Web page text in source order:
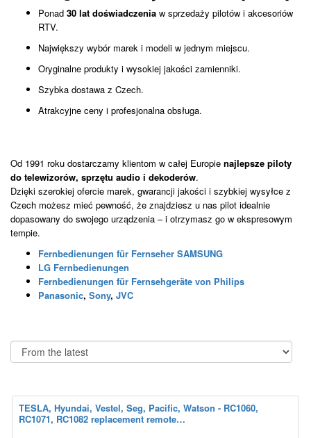
Ponad 30 lat doświadczenia w sprzedaży pilotów i akcesoriów
RTV.
Największy wybór marek i modeli w jednym miejscu.
Oryginalne produkty i wysokiej jakości zamienniki.
Szybka dostawa z Czech.
Atrakcyjne ceny i profesjonalna obsługa.
Od 1991 roku dostarczamy klientom w całej Europie najlepsze piloty
do telewizorów, sprzętu audio i dekoderów.
Dzięki szerokiej ofercie marek, gwarancji jakości i szybkiej wysyłce z
Czech możesz mieć pewność, że znajdziesz u nas pilot idealnie
dopasowany do swojego urządzenia – i otrzymasz go w ekspresowym
tempie.
Fernbedienungen für Fernseher SAMSUNG
LG Fernbedienungen
Fernbedienungen für Fernsehgeräte von Philips
Panasonic, Sony, JVC
TESLA, Hyundai, Vestel, Seg, Pacific, Watson - RC1060,
RC1071, RC1082 replacement remote…